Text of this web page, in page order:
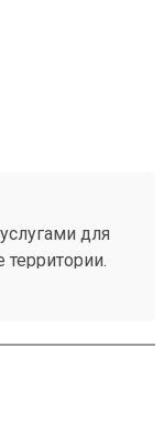
для